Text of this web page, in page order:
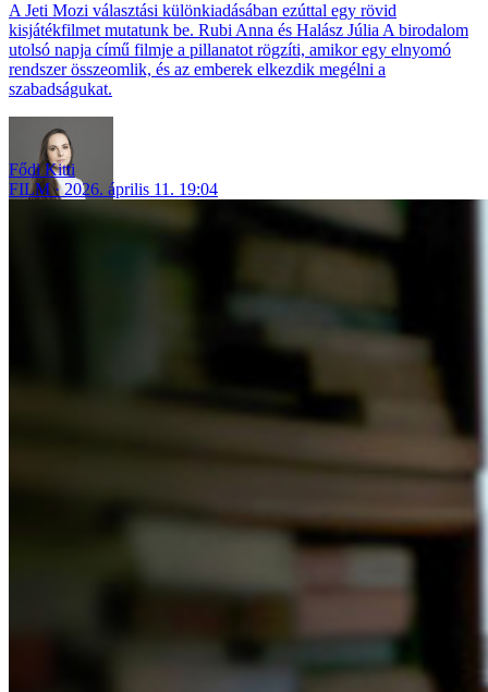
A Jeti Mozi választási különkiadásában ezúttal egy rövid
kisjátékfilmet mutatunk be. Rubi Anna és Halász Júlia A birodalom
utolsó napja című filmje a pillanatot rögzíti, amikor egy elnyomó
rendszer összeomlik, és az emberek elkezdik megélni a
szabadságukat.
Fődi Kitti
FILM
2026. április 11. 19:04